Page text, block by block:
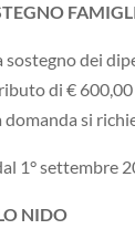
sostegno dei
di €
si
1° settembre
NIDO